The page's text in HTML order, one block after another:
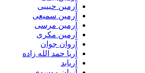
آرمین حبیبی
آرمین سمیعی
آرمین مرسی
آرمین مکری
آروان جوان
آریا حمد الله زاده
آریابد